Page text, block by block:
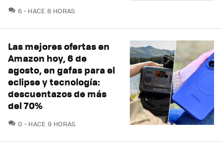
6 COMENTARIOS
HACE 8 HORAS
Las mejores ofertas en
Amazon hoy, 6 de
agosto, en gafas para el
eclipse y tecnología:
descuentazos de más
del 70%
0 COMENTARIOS
HACE 9 HORAS